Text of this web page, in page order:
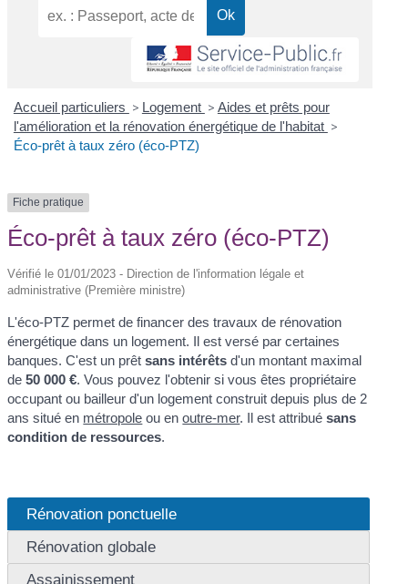
Accueil particuliers > Logement > Aides et prêts pour
l'amélioration et la rénovation énergétique de l'habitat >
Éco-prêt à taux zéro (éco-PTZ)
Fiche pratique
Éco-prêt à taux zéro (éco-PTZ)
Vérifié le 01/01/2023 - Direction de l'information légale et
administrative (Première ministre)
L'éco-PTZ permet de financer des travaux de rénovation
énergétique dans un logement. Il est versé par certaines
banques. C'est un prêtsans intérêts d'un montant maximal
de50 000 €. Vous pouvez l'obtenir si vous êtes propriétaire
occupant ou bailleur d'un logement construit depuis plus de 2
ans situé en métropole ou enoutre-mer. Il est attribuésans
condition de ressources.
Rénovation ponctuelle
Rénovation globale
Assainissement